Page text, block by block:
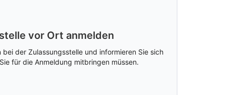
vor Ort anmelden
bei der Zulassungsstelle und informieren Sie sich
für die Anmeldung mitbringen müssen.